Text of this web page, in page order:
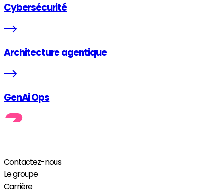
Cybersécurité
Architecture agentique
GenAi Ops
Contactez-nous
Le groupe
Carrière